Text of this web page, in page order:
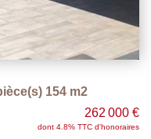
154 m2
262 000 €
dont 4.8% TTC d'honoraires